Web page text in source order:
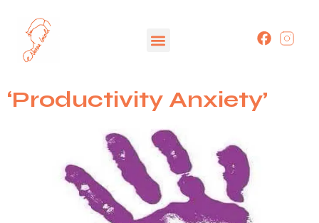
‘Productivity Anxiety’